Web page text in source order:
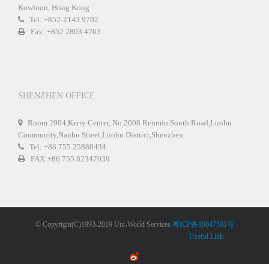
Kowloon, Hong Kong
Tel: +852-2143 9702
Fax: +852 2803 4763
SHENZHEN OFFICE
Room 2904,Kerry Center, No.2008 Renmin South Road,Luohu
Community,Nanhu Street,Luohu District,Shenzhen
Tel: +86 755 25880434
FAX:+86 755 82347039
© Copyright(C)1993-2019 Uni-World Services 粤ICP备10047501号
Useful Link